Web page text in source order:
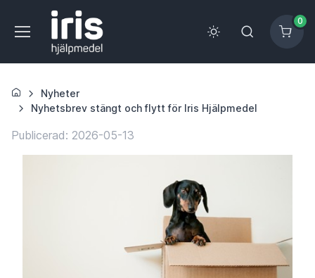
0
Nyheter
Nyhetsbrev stängt och flytt för Iris Hjälpmedel
Publicerad: 2026-05-13